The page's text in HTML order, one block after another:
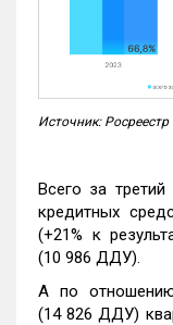
Источник: Росреестр
Всего за
кредитных
(+21% к
(10 986 ДДУ).
А по
(14 826 ДДУ)